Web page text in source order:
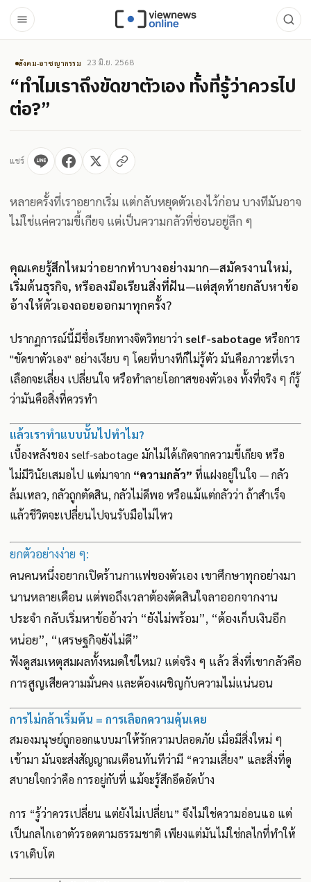
สังคม-อาชญากรรม 23 มิ.ย. 2568
“ทำไมเราถึงขัดขาตัวเอง ทั้งที่รู้ว่าควรไป
ต่อ?”
แชร์
หลายครั้งที่เราอยากเริ่ม แต่กลับหยุดตัวเองไว้ก่อน บางทีมันอาจ
ไม่ใช่แค่ความขี้เกียจ แต่เป็นความกลัวที่ซ่อนอยู่ลึก ๆ
คุณเคยรู้สึกไหมว่าอยากทำบางอย่างมาก—สมัครงานใหม่,
เริ่มต้นธุรกิจ, หรือลงมือเรียนสิ่งที่ฝัน—แต่สุดท้ายกลับหาข้อ
อ้างให้ตัวเองถอยออกมาทุกครั้ง?
ปรากฏการณ์นี้มีชื่อเรียกทางจิตวิทยาว่า self-sabotage หรือการ
"ขัดขาตัวเอง" อย่างเงียบ ๆ โดยที่บางทีก็ไม่รู้ตัว มันคือภาวะที่เรา
เลือกจะเลี่ยง เปลี่ยนใจ หรือทำลายโอกาสของตัวเอง ทั้งที่จริง ๆ ก็รู้
ว่ามันคือสิ่งที่ควรทำ
แล้วเราทำแบบนั้นไปทำไม?
เบื้องหลังของ self-sabotage มักไม่ได้เกิดจากความขี้เกียจ หรือ
ไม่มีวินัยเสมอไป แต่มาจาก “ความกลัว” ที่แฝงอยู่ในใจ — กลัว
ล้มเหลว, กลัวถูกตัดสิน, กลัวไม่ดีพอ หรือแม้แต่กลัวว่า ถ้าสำเร็จ
แล้วชีวิตจะเปลี่ยนไปจนรับมือไม่ไหว
ยกตัวอย่างง่าย ๆ:
คนคนหนึ่งอยากเปิดร้านกาแฟของตัวเอง เขาศึกษาทุกอย่างมา
นานหลายเดือน แต่พอถึงเวลาต้องตัดสินใจลาออกจากงาน
ประจำ กลับเริ่มหาข้ออ้างว่า “ยังไม่พร้อม”, “ต้องเก็บเงินอีก
หน่อย”, “เศรษฐกิจยังไม่ดี”
ฟังดูสมเหตุสมผลทั้งหมดใช่ไหม? แต่จริง ๆ แล้ว สิ่งที่เขากลัวคือ
การสูญเสียความมั่นคง และต้องเผชิญกับความไม่แน่นอน
การไม่กล้าเริ่มต้น = การเลือกความคุ้นเคย
สมองมนุษย์ถูกออกแบบมาให้รักความปลอดภัย เมื่อมีสิ่งใหม่ ๆ
เข้ามา มันจะส่งสัญญาณเตือนทันทีว่ามี “ความเสี่ยง” และสิ่งที่ดู
สบายใจกว่าคือ การอยู่กับที่ แม้จะรู้สึกอึดอัดบ้าง
การ “รู้ว่าควรเปลี่ยน แต่ยังไม่เปลี่ยน” จึงไม่ใช่ความอ่อนแอ แต่
เป็นกลไกเอาตัวรอดตามธรรมชาติ เพียงแต่มันไม่ใช่กลไกที่ทำให้
เราเติบโต